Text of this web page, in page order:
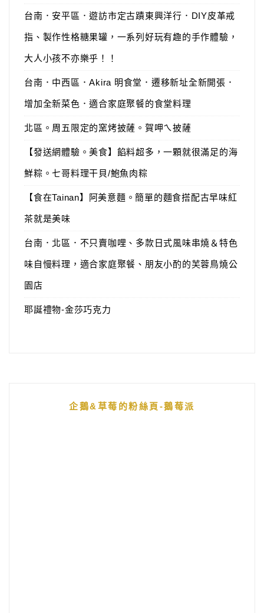
台南．安平區．遊訪市定古蹟東興洋行．DIY皮革戒
指、製作性格糖果罐，一系列好玩有趣的手作體驗，
大人小孩不亦樂乎！！
台南．中西區．Akira 明食堂．遷移新址全新開張．
增加全新菜色．適合家庭聚餐的食堂料理
北區。周五限定的窯烤披薩。賀呷ㄟ披薩
【發送網體驗。美食】餡料超多，一顆就很滿足的海
鮮粽。七哥料理干貝/鮑魚肉粽
【食在Tainan】阿美意麵。簡單的麵食搭配古早味紅
茶就是美味
台南．北區．不只賣咖哩、多款日式風味串燒＆特色
味自慢料理，適合家庭聚餐、朋友小酌的芙蓉鳥燒公
園店
耶誕禮物-金莎巧克力
企鵝&草莓的粉絲頁-鵝莓派